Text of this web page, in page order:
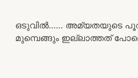
ഒടുവിൽ…… അമ്യതയുടെ
മുമ്പെങ്ങും ഇല്ലാത്തത്